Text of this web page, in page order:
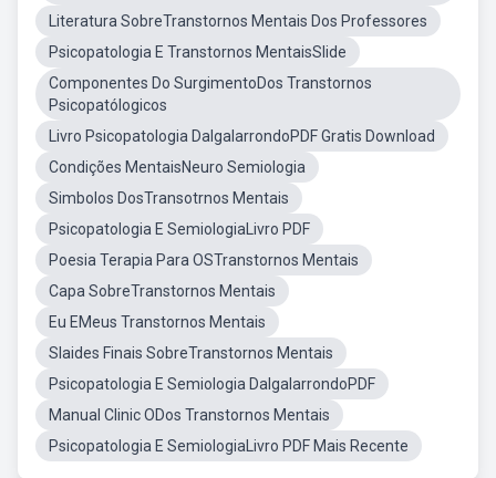
Literatura SobreTranstornos Mentais Dos Professores
Psicopatologia E Transtornos MentaisSlide
Componentes Do SurgimentoDos Transtornos
Psicopatólogicos
Livro Psicopatologia DalgalarrondoPDF Gratis Download
Condições MentaisNeuro Semiologia
Simbolos DosTransotrnos Mentais
Psicopatologia E SemiologiaLivro PDF
Poesia Terapia Para OSTranstornos Mentais
Capa SobreTranstornos Mentais
Eu EMeus Transtornos Mentais
Slaides Finais SobreTranstornos Mentais
Psicopatologia E Semiologia DalgalarrondoPDF
Manual Clinic ODos Transtornos Mentais
Psicopatologia E SemiologiaLivro PDF Mais Recente